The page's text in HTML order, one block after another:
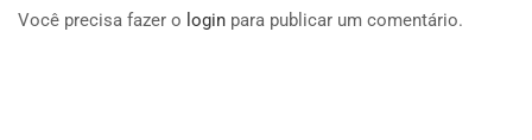
Você precisa fazer o login para publicar um comentário.